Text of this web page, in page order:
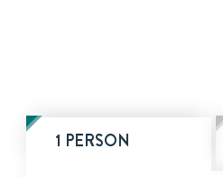
1 PERSON